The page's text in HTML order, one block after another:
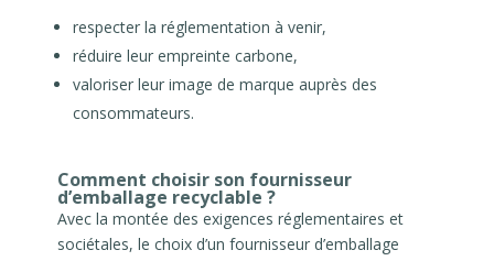
respecter la réglementation à venir,
réduire leur empreinte carbone,
valoriser leur image de marque auprès des
consommateurs.
Comment choisir son fournisseur
d’emballage recyclable ?
Avec la montée des exigences réglementaires et
sociétales, le choix d’un fournisseur d’emballage